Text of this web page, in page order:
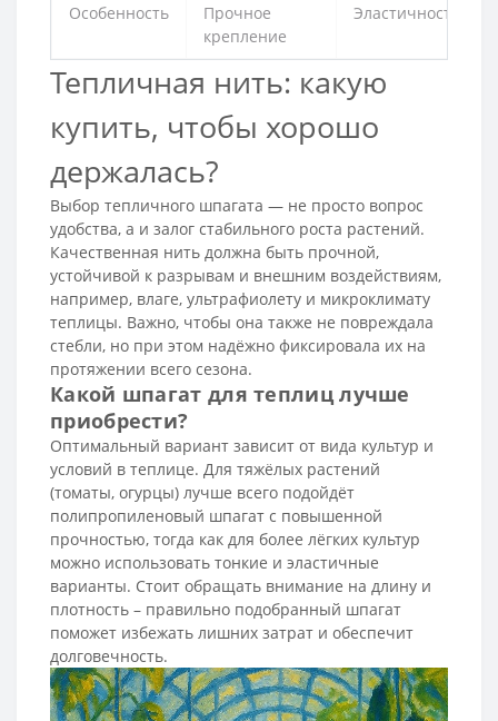
Особенность
Прочное
крепление
Эластичность
Тепличная нить: какую
купить, чтобы хорошо
держалась?
Выбор тепличного шпагата — не просто вопрос
удобства, а и залог стабильного роста растений.
Качественная нить должна быть прочной,
устойчивой к разрывам и внешним воздействиям,
например, влаге, ультрафиолету и микроклимату
теплицы. Важно, чтобы она также не повреждала
стебли, но при этом надёжно фиксировала их на
протяжении всего сезона.
Какой шпагат для теплиц лучше
приобрести?
Оптимальный вариант зависит от вида культур и
условий в теплице. Для тяжёлых растений
(томаты, огурцы) лучше всего подойдёт
полипропиленовый шпагат с повышенной
прочностью, тогда как для более лёгких культур
можно использовать тонкие и эластичные
варианты. Стоит обращать внимание на длину и
плотность – правильно подобранный шпагат
поможет избежать лишних затрат и обеспечит
долговечность.